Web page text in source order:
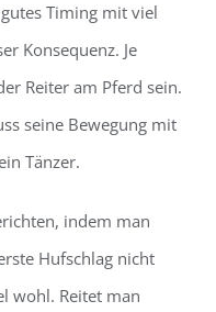
Timing mit viel
Konsequenz. Je
Reiter am Pferd sein.
seine Bewegung mit
Tänzer.
indem man
Hufschlag nicht
wohl. Reitet man